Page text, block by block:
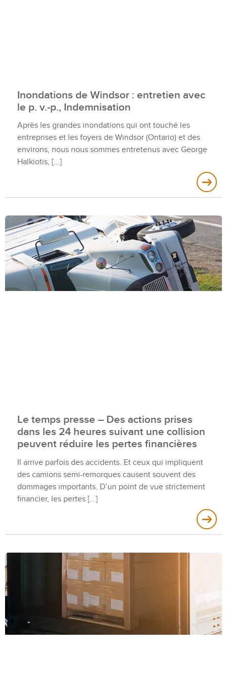
Inondations de Windsor : entretien avec
le p. v.-p., Indemnisation
Après les grandes inondations qui ont touché les
entreprises et les foyers de Windsor (Ontario) et des
environs, nous nous sommes entretenus avec George
Halkiotis,
Le temps presse – Des actions prises
dans les 24 heures suivant une collision
peuvent réduire les pertes financières
Il arrive parfois des accidents. Et ceux qui impliquent
des camions semi-remorques causent souvent des
dommages importants. D’un point de vue strictement
financier, les pertes